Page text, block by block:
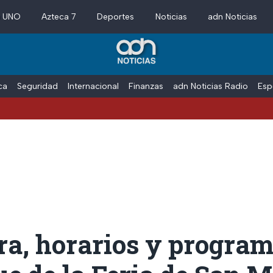
Azteca 7 Deportes Noticias adn Noticias
Seguridad Internacional Finanzas adn Noticias Radio
horarios y